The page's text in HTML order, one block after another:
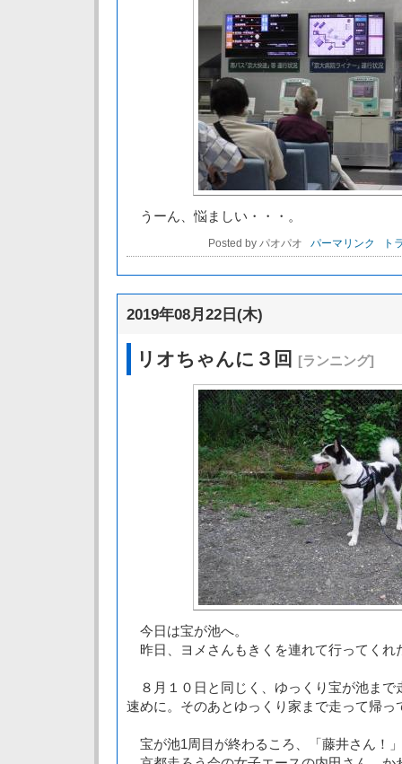
うーん、悩ましい・・・。
Posted by パオパオ パーマリンク ト
2019年08月22日(木)
リオちゃんに３回 [ランニング]
今日は宝が池へ。
昨日、ヨメさんもきくを連れて行ってくれ
８月１０日と同じく、ゆっくり宝が池まで
速めに。そのあとゆっくり家まで走って帰っ
宝が池1周目が終わるころ、「藤井さん！